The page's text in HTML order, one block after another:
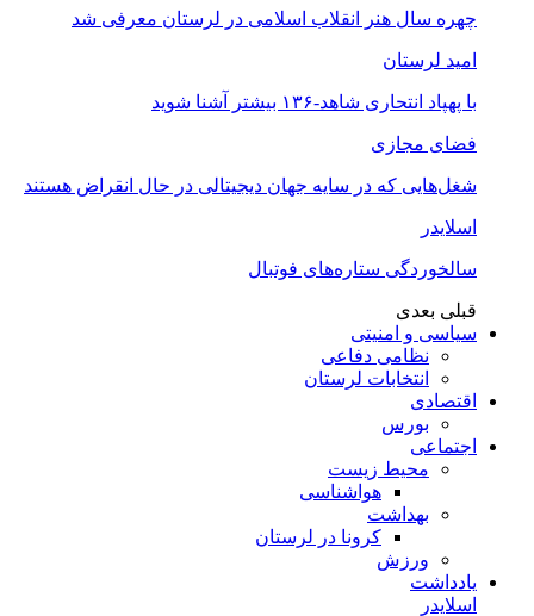
چهره سال هنر انقلاب اسلامی در لرستان معرفی شد
امید لرستان
با پهپاد انتحاری شاهد-۱۳۶ بیشتر آشنا شوید
فضای مجازی
شغل‌‌هایی که در سایه جهان دیجیتالی در حال انقراض هستند
اسلایدر
سالخوردگی ستاره‌های فوتبال
قبلی بعدی
سیاسی و امنیتی
نظامی دفاعی
انتخابات لرستان
اقتصادی
بورس
اجتماعی
محیط زیست
هواشناسی
بهداشت
کرونا در لرستان
ورزش
یادداشت
اسلایدر